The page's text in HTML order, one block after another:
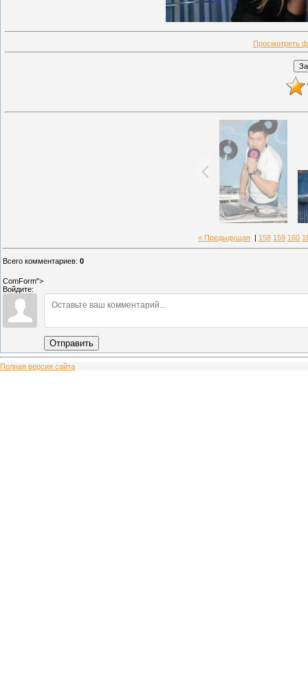
Просмотреть
« Предыдущая 158 159 160
Всего комментариев: 0
ComForm">
Войдите:
Отправить
Полная версия сайта